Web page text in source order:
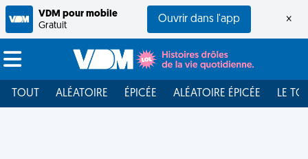
VDM pour mobile
Gratuit
Ouvrir dans l'app ×
TOUT ALÉATOIRE ÉPICÉE ALÉATOIRE ÉPICÉE LE